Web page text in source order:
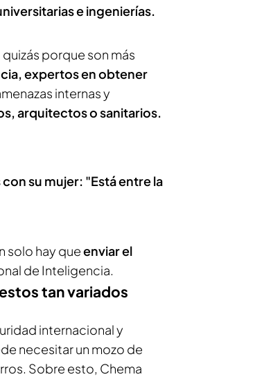
e ingenierías.
porque son más
expertos en obtener
internas y
arquitectos o sanitarios.
su mujer: "Está entre la
solo hay queenviar el
de Inteligencia.
tan variados
internacional y
necesitar un mozo de
Sobre esto, Chema